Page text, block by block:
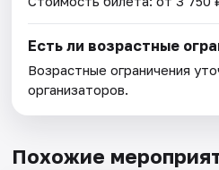
Есть ли возрастные
Возрастные ограничения
организаторов.
Похожие